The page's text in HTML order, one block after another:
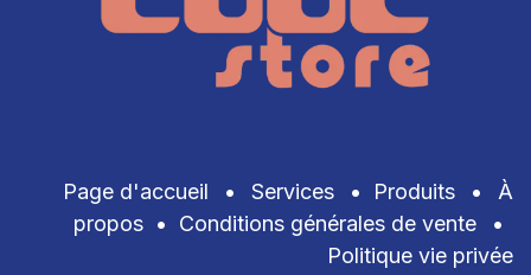
Page d'accueil • Services • Produits •
À
propos • Conditions générales de vente
•
Politique vie privée